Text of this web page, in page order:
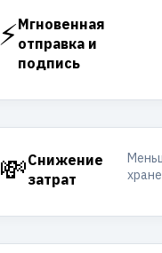
⚡Мгновенная
отправка и
подпись
💸Снижение
затрат